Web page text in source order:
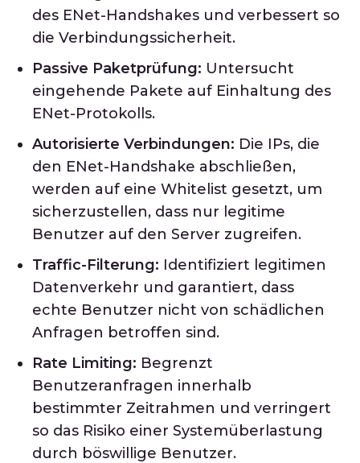
des ENet-Handshakes und verbessert so
die Verbindungssicherheit.
Passive Paketprüfung: Untersucht
eingehende Pakete auf Einhaltung des
ENet-Protokolls.
Autorisierte Verbindungen: Die IPs, die
den ENet-Handshake abschließen,
werden auf eine Whitelist gesetzt, um
sicherzustellen, dass nur legitime
Benutzer auf den Server zugreifen.
Traffic-Filterung: Identifiziert legitimen
Datenverkehr und garantiert, dass
echte Benutzer nicht von schädlichen
Anfragen betroffen sind.
Rate Limiting: Begrenzt
Benutzeranfragen innerhalb
bestimmter Zeitrahmen und verringert
so das Risiko einer Systemüberlastung
durch böswillige Benutzer.